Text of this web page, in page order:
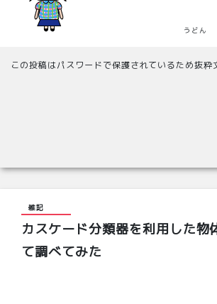
うどん
この投稿はパスワードで保護されているため抜粋
雑記
カスケード分類器を利用した物
て調べてみた